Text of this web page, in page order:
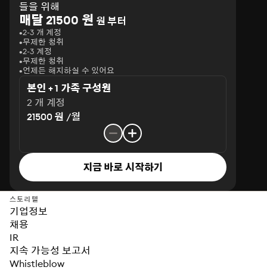
들을 위해
매달 21500 원 원 부터
2-3 개 계정
무제한 청취
2-3 계정
무제한 청취
언제든 해지하실 수 있어요
본인 + 1 가족 구성원
2 개 계정
21500 원 /월
지금 바로 시작하기
스토리텔
기업정보
채용
IR
지속 가능성 보고서
Whistleblow